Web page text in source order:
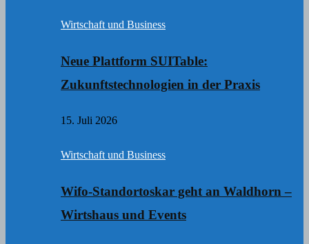
Wirtschaft und Business
Neue Plattform SUITable:
Zukunftstechnologien in der Praxis
15. Juli 2026
Wirtschaft und Business
Wifo-Standortoskar geht an Waldhorn –
Wirtshaus und Events